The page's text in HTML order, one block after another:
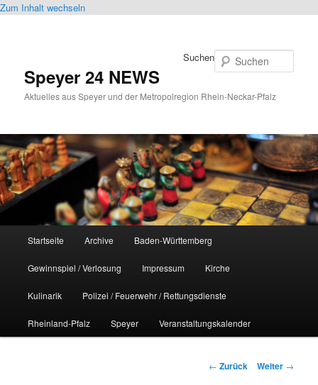
Zum Inhalt wechseln
Speyer 24 NEWS
Aktuelles aus Speyer und der Metropolregion Rhein-Neckar-Pfalz
Suchen
Startseite Archive Baden-Württemberg
Gewinnspiel / Verlosung Impressum Kirche
Kulinarik Polizei / Feuerwehr / Rettungsdienste
Rheinland-Pfalz Speyer Veranstaltungskalender
Beitrags-
← Zurück Weiter →